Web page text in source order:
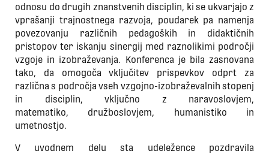
odnosu do drugih znanstvenih disciplin, ki se ukvarjajo z
vprašanji trajnostnega razvoja, poudarek pa namenja
povezovanju različnih pedagoških in didaktičnih
pristopov ter iskanju sinergij med raznolikimi področji
vzgoje in izobraževanja. Konferenca je bila zasnovana
tako, da omogoča vključitev prispevkov odprt za
različna s področja vseh vzgojno-izobraževalnih stopenj
in disciplin, vključno z naravoslovjem,
matematiko, družboslovjem, humanistiko in
umetnostjo.
V uvodnem delu sta udeležence pozdravila